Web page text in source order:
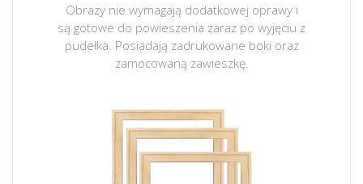
Obrazy nie wymagają dodatkowej oprawy i
są gotowe do powieszenia zaraz po wyjęciu z
pudełka. Posiadają zadrukowane boki oraz
zamocowaną zawieszkę.